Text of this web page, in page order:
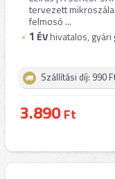
tervezett
felmosó ...
1 ÉVhivatalos, gyári
Szállítási díj: 990
3.890Ft